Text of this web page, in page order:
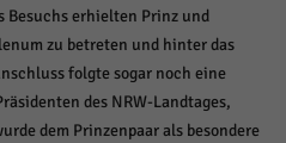
Besuchs erhielten Prinz und
zu betreten und hinter das
folgte sogar noch eine
des NRW-Landtages,
dem Prinzenpaar als besondere